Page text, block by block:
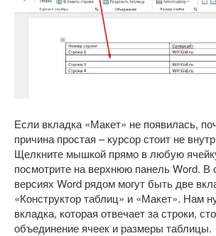
Если вкладка «Макет» не появилась,
причина простая – курсор стоит не
Щелкните мышкой прямо в любую
посмотрите на верхнюю панель Word. В
версиях Word рядом могут быть две
«Конструктор таблиц» и «Макет». Нам
вкладка, которая отвечает за строки,
объединение ячеек и размеры таблицы.